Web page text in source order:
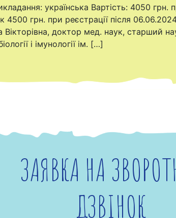
українська Вартість: 4050 грн.
грн. при реєстрації після
Вікторівна, доктор мед. наук, старший
і імунології ім. […]
ЗАЯВКА НА
ДЗВІНОК